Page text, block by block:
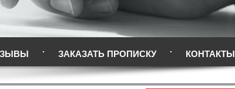
ЗАКАЗАТЬ ПРОПИСКУ КОНТАКТЫ